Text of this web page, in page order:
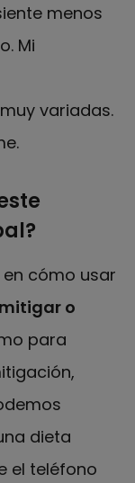
menos
Mi
variadas.
cómo usar
mitigar o
para
dieta
el teléfono